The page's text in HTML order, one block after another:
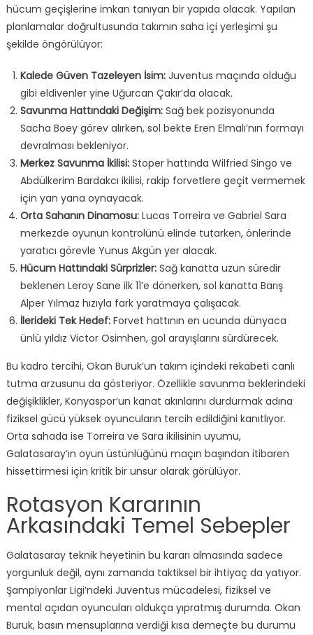
hücum geçişlerine imkan tanıyan bir yapıda olacak. Yapılan
planlamalar doğrultusunda takımın saha içi yerleşimi şu
şekilde öngörülüyor:
Kalede Güven Tazeleyen İsim:Juventus maçında olduğu
gibi eldivenler yine Uğurcan Çakır’da olacak.
Savunma Hattındaki Değişim:Sağ bek pozisyonunda
Sacha Boey görev alırken, sol bekte Eren Elmalı’nın formayı
devralması bekleniyor.
Merkez Savunma İkilisi:Stoper hattında Wilfried Singo ve
Abdülkerim Bardakcı ikilisi, rakip forvetlere geçit vermemek
için yan yana oynayacak.
Orta Sahanın Dinamosu:Lucas Torreira ve Gabriel Sara
merkezde oyunun kontrolünü elinde tutarken, önlerinde
yaratıcı görevle Yunus Akgün yer alacak.
Hücum Hattındaki Sürprizler:Sağ kanatta uzun süredir
beklenen Leroy Sane ilk 11’e dönerken, sol kanatta Barış
Alper Yılmaz hızıyla fark yaratmaya çalışacak.
İlerideki Tek Hedef:Forvet hattının en ucunda dünyaca
ünlü yıldız Victor Osimhen, gol arayışlarını sürdürecek.
Bu kadro tercihi, Okan Buruk’un takım içindeki rekabeti canlı
tutma arzusunu da gösteriyor. Özellikle savunma beklerindeki
değişiklikler, Konyaspor’un kanat akınlarını durdurmak adına
fiziksel gücü yüksek oyuncuların tercih edildiğini kanıtlıyor.
Orta sahada ise Torreira ve Sara ikilisinin uyumu,
Galatasaray’ın oyun üstünlüğünü maçın başından itibaren
hissettirmesi için kritik bir unsur olarak görülüyor.
Rotasyon Kararının
Arkasındaki Temel Sebepler
Galatasaray teknik heyetinin bu kararı almasında sadece
yorgunluk değil, aynı zamanda taktiksel bir ihtiyaç da yatıyor.
Şampiyonlar Ligi’ndeki Juventus mücadelesi, fiziksel ve
mental açıdan oyuncuları oldukça yıpratmış durumda. Okan
Buruk, basın mensuplarına verdiği kısa demeçte bu durumu